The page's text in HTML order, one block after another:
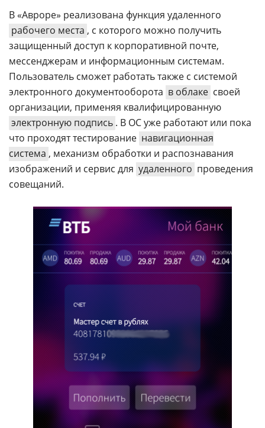
В «Авроре» реализована функция удаленного
рабочего места , с которого можно получить
защищенный доступ к корпоративной почте,
мессенджерам и информационным системам.
Пользователь сможет работать также с системой
электронного документооборота в облаке своей
организации, применяя квалифицированную
электронную подпись . В ОС уже работают или пока
что проходят тестирование навигационная
система , механизм обработки и распознавания
изображений и сервис для удаленного проведения
совещаний.